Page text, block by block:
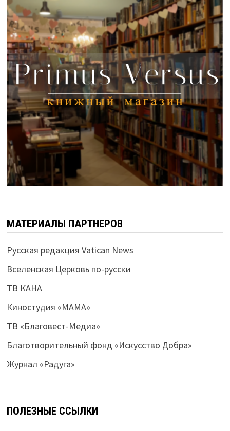
МАТЕРИАЛЫ ПАРТНЕРОВ
Русская редакция Vatican News
Вселенская Церковь по-русски
ТВ КАНА
Киностудия «МАМА»
ТВ «Благовест-Медиа»
Благотворительный фонд «Искусство Добра»
Журнал «Радуга»
ПОЛЕЗНЫЕ ССЫЛКИ